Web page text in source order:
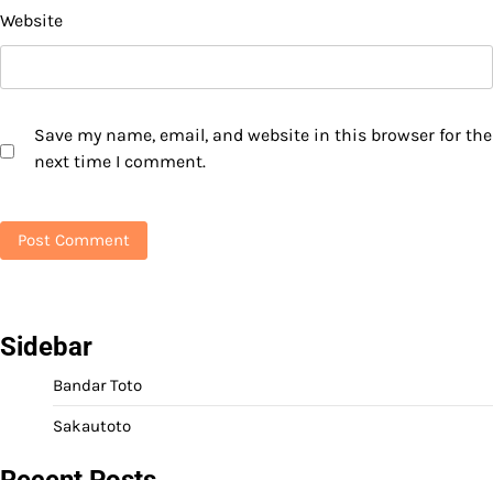
Website
Save my name, email, and website in this browser for the
next time I comment.
Sidebar
Bandar Toto
Sakautoto